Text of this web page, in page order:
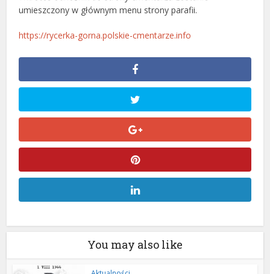
umieszczony w głównym menu strony parafii.
https://rycerka-gorna.polskie-cmentarze.info
You may also like